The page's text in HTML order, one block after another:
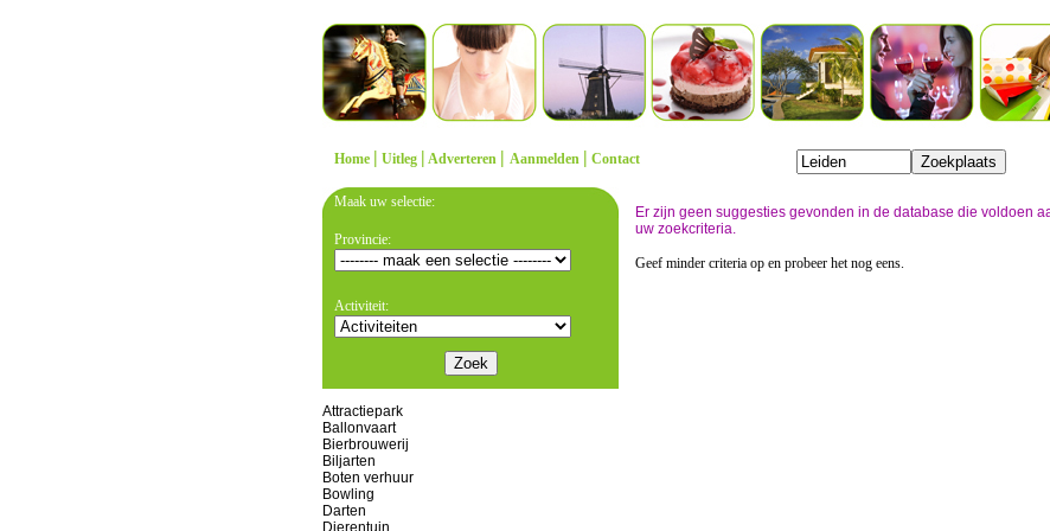
Home | Uitleg | Adverteren | Aanmelden | Contact
Maak uw selectie:
Provincie:
Activiteit:
Attractiepark
Ballonvaart
Bierbrouwerij
Biljarten
Boten verhuur
Bowling
Darten
Dierentuin
Er zijn geen suggesties gevonden in de database die voldoen
uw zoekcriteria.
Geef minder criteria op en probeer het nog eens.